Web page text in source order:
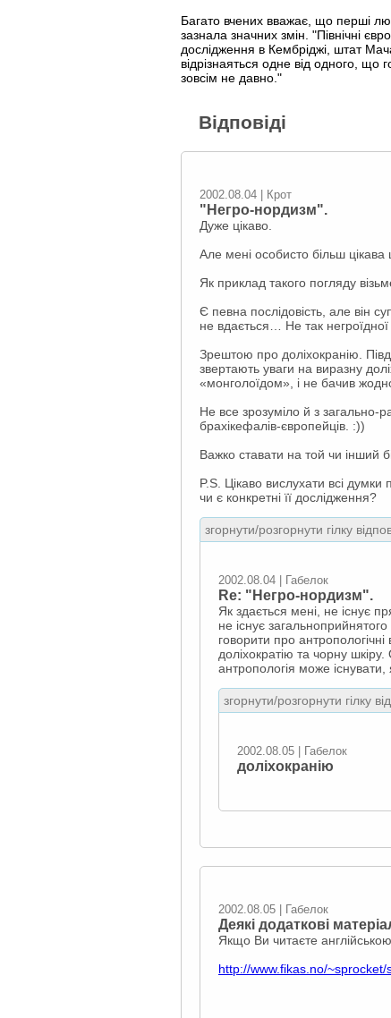
Багато вчених вважає, що перші
зазнала значних змін. "Північні
дослідження в Кембріджі, штат
відрізнаяться одне від одного,
зовсім не давно."
Відповіді
2002.08.04 | Крот
"Негро-нордизм".
Дуже цікаво.
Але мені особисто більш цікава
Як приклад такого погляду
Є певна послідовість, але він
не вдається… Не так
Зрештою про доліхокранію.
звертають уваги на виразну
«монголоїдом», і не бачив
Не все зрозуміло й з загально-
брахікефалів-європейців. :))
Важко ставати на той чи інший
P.S. Цікаво вислухати всі
чи є конкретні її дослідження?
згорнути/розгорнути гілку
2002.08.04 | Габелок
Re: "Негро-нордизм".
Як здається мені, не існує
не існує
говорити про
доліхократію та чорну
антропологія може
згорнути/розгорнути гілку
2002.08.05 | Габелок
доліхокранію
2002.08.05 | Габелок
Деякі додаткові
Якщо Ви читаєте
http://www.fikas.no/